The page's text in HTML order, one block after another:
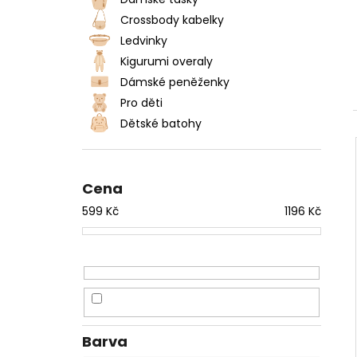
Crossbody kabelky
Ledvinky
Kigurumi overaly
Dámské peněženky
Pro děti
Dětské batohy
Cena
599 Kč 1196 Kč
Barva
DÁMSKÉ DVOUDÍLNÉ PLAVKY S
ABSTRAKTNÍM VZOREM A
ZAVAZOVÁNÍM
845 Kč